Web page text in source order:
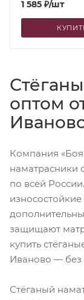
1 585 ₽/шт
оптом
Компания
наматрасники
по всей
защищают
купить
Иваново — без
Стёганый